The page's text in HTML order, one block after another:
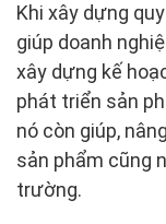
Khi xây dựng
giúp doanh
xây dựng kế
phát triển sản
nó còn giúp,
sản phẩm cũng
trường.